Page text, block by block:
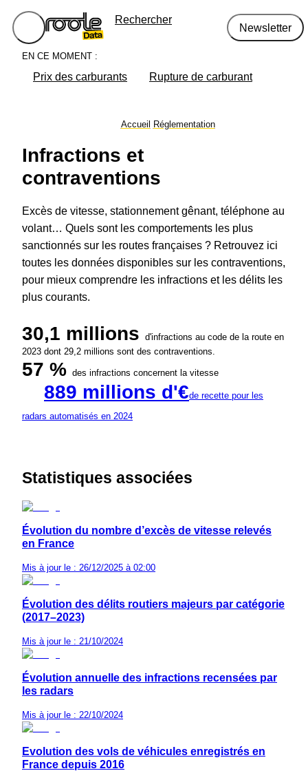
Rechercher
Newsletter
EN CE MOMENT :
Prix des carburants Rupture de carburant
Accueil Réglementation
Infractions et
contraventions
Excès de vitesse, stationnement gênant, téléphone au
volant… Quels sont les comportements les plus
sanctionnés sur les routes françaises ? Retrouvez ici
toutes les données disponibles sur les contraventions,
pour mieux comprendre les infractions et les délits les
plus courants.
30,1 millions d'infractions au code de la route en
2023 dont 29,2 millions sont des contraventions.
57 % des infractions concernent la vitesse
889 millions d'€de recette pour les
radars automatisés en 2024
Statistiques associées
Évolution du nombre d’excès de vitesse relevés
en France
Mis à jour le : 26/12/2025 à 02:00
Évolution des délits routiers majeurs par catégorie
(2017–2023)
Mis à jour le : 21/10/2024
Évolution annuelle des infractions recensées par
les radars
Mis à jour le : 22/10/2024
Evolution des vols de véhicules enregistrés en
France depuis 2016